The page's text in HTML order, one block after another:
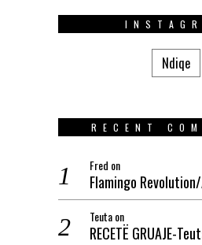
Ndiqe
RECENT
Fred on
Flamingo
Teutaon
RECETË GRUAJE-